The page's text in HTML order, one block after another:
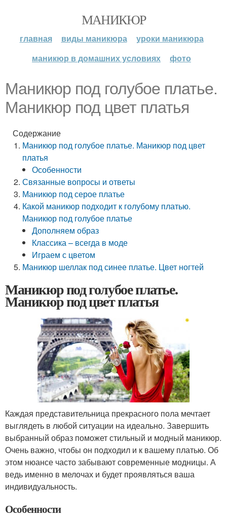
МАНИКЮР
главная виды маникюра
уроки маникюра
маникюр в домашних условиях
фото
Маникюр под голубое платье.
Маникюр под цвет платья
Содержание
Маникюр под голубое платье. Маникюр под цвет
платья
Особенности
Связанные вопросы и ответы
Маникюр под серое платье
Какой маникюр подходит к голубому платью.
Маникюр под голубое платье
Дополняем образ
Классика – всегда в моде
Играем с цветом
Маникюр шеллак под синее платье. Цвет ногтей
Маникюр под голубое платье.
Маникюр под цвет платья
Каждая представительница прекрасного пола мечтает
выглядеть в любой ситуации на идеально. Завершить
выбранный образ поможет стильный и модный маникюр.
Очень важно, чтобы он подходил и к вашему платью. Об
этом нюансе часто забывают современные модницы. А
ведь именно в мелочах и будет проявляться ваша
индивидуальность.
Особенности